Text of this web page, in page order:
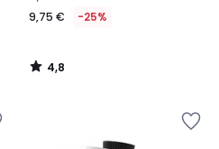
9,75 € -25%
4,8
/